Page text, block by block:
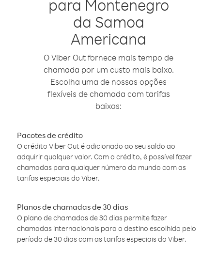
para Montenegro
da Samoa
Americana
O Viber Out fornece mais tempo de
chamada por um custo mais baixo.
Escolha uma de nossas opções
flexíveis de chamada com tarifas
baixas:
Pacotes de crédito
O crédito Viber Out é adicionado ao seu saldo ao
adquirir qualquer valor. Com o crédito, é possível fazer
chamadas para qualquer número do mundo com as
tarifas especiais do Viber.
Planos de chamadas de 30 dias
O plano de chamadas de 30 dias permite fazer
chamadas internacionais para o destino escolhido pelo
período de 30 dias com as tarifas especiais do Viber.